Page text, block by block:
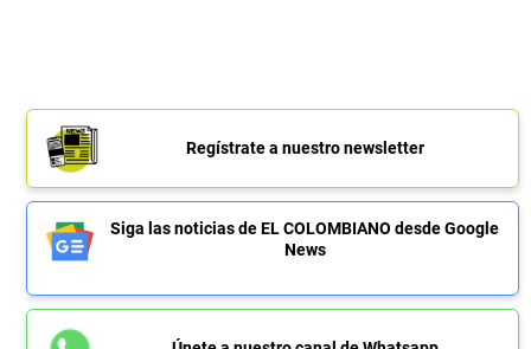
Regístrate a nuestro newsletter
Siga las noticias de EL COLOMBIANO desde Google
News